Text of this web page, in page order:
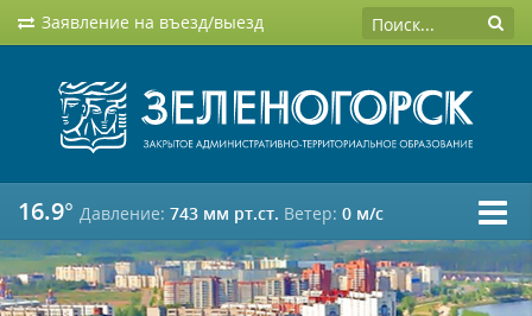
Заявление на въезд/выезд
16.9° Давление: 743 мм рт.ст. Ветер: 0 м/c